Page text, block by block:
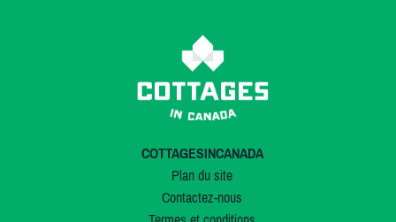
COTTAGESINCANADA
Plan du site
Contactez-nous